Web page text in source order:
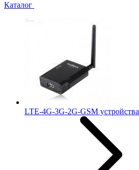
Каталог
LTE-4G-3G-2G-GSM устройства